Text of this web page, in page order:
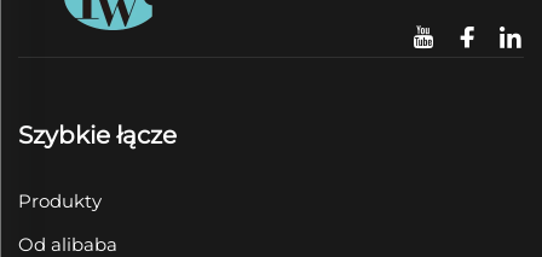
Szybkie łącze
Produkty
Od alibaba